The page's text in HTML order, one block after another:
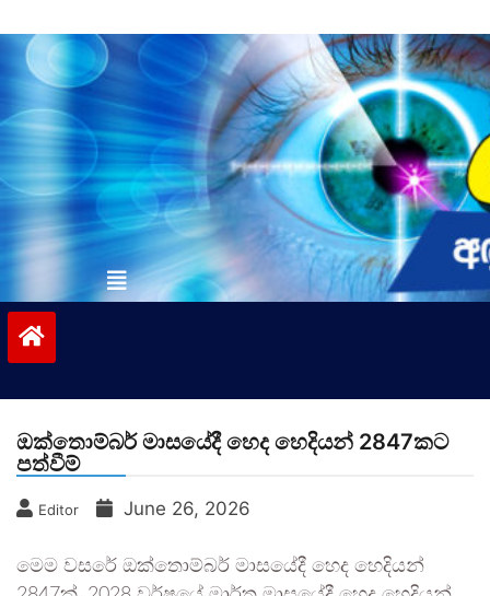
to
contentvinivida.lk
ඔක්තොම්බර් මාසයේදී හෙද හෙදියන් 2847කට
පත්වීම්
Editor June 26, 2026
මෙම වසරේ ඔක්තොම්බර් මාසයේදී හෙද හෙදියන්